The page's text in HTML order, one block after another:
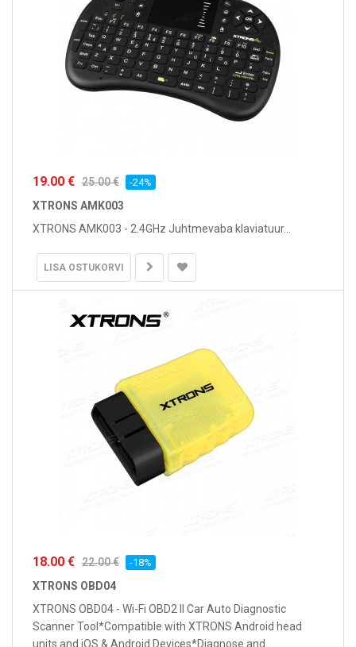
19.00 € 25.00 € -24%
XTRONS AMK003
XTRONS AMK003 - 2.4GHz Juhtmevaba klaviatuur...
LISA OSTUKORVI
18.00 € 22.00 € -18%
XTRONS OBD04
XTRONS OBD04 - Wi-Fi OBD2 II Car Auto Diagnostic
Scanner Tool*Compatible with XTRONS Android head
units and iOS & Android Devices*Diagnose and